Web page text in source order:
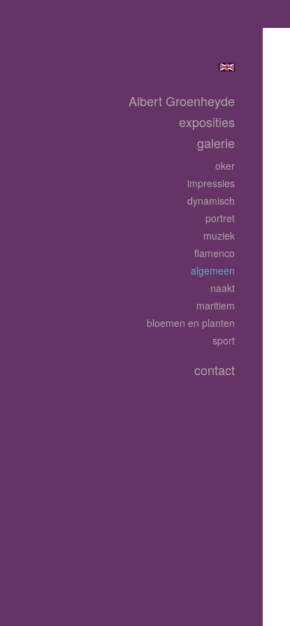
Albert Groenheyde
exposities
galerie
oker
impressies
dynamisch
portret
muziek
flamenco
algemeen
naakt
maritiem
bloemen en planten
sport
contact